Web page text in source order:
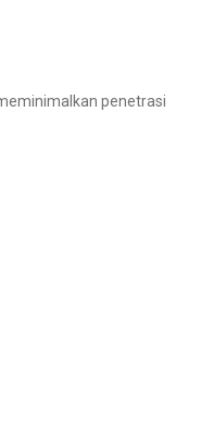
penetrasi